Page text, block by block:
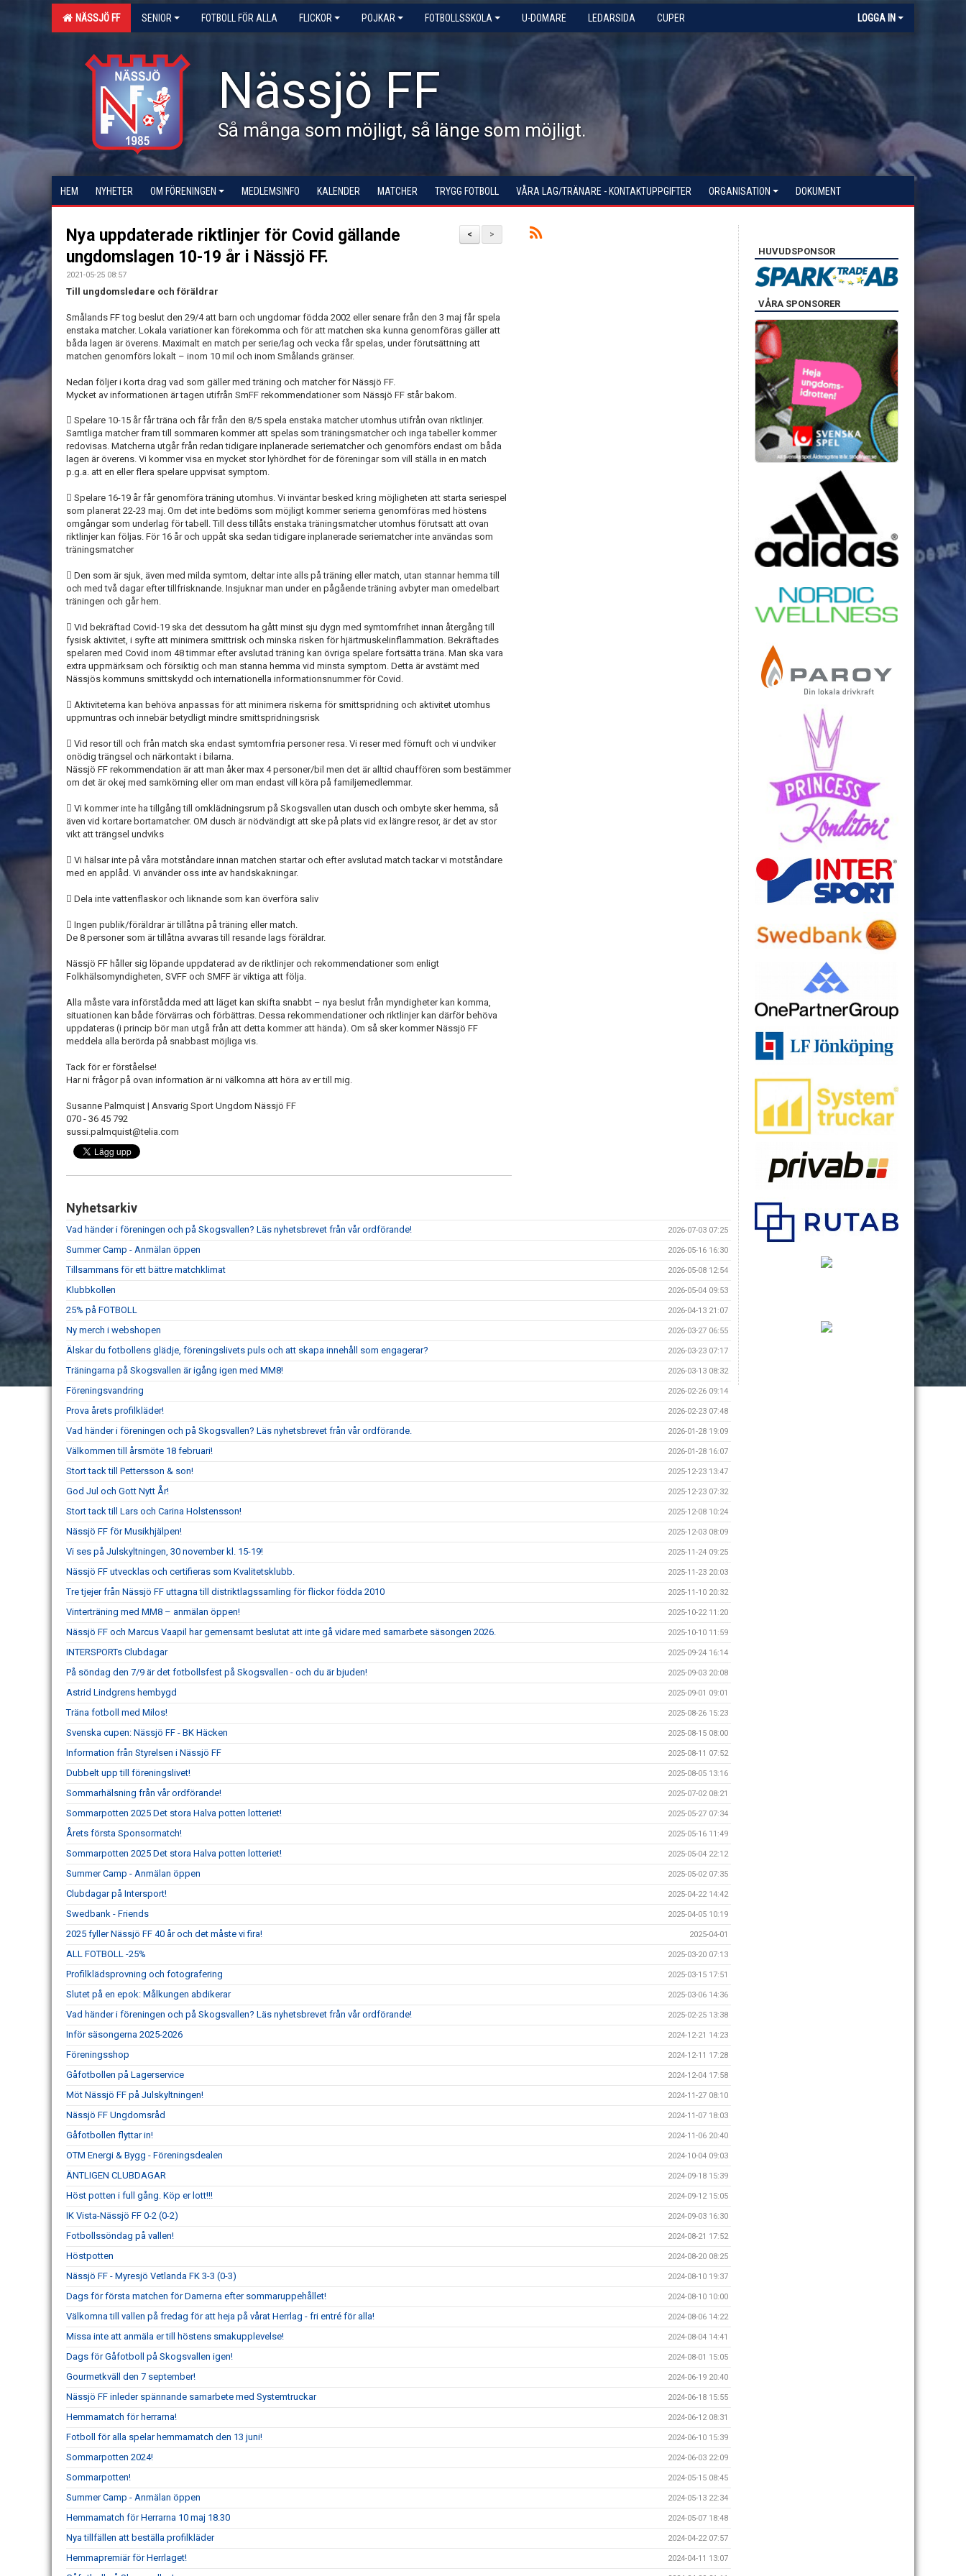
NÄSSJÖ FF SENIOR FOTBOLL FÖR ALLA FLICKOR POJKAR FOTBOLLSSKOLA U-DOMARE LEDARSIDA CUPER LOGGA IN
Nässjö FF
Så många som möjligt, så länge som möjligt.
HEM NYHETER OM FÖRENINGEN MEDLEMSINFO KALENDER MATCHER TRYGG FOTBOLL VÅRA LAG/TRÄNARE - KONTAKTUPPGIFTER ORGANISATION DOKUMENT
>
<
Nya uppdaterade riktlinjer för Covid gällande
ungdomslagen 10-19 år i Nässjö FF.
2021-05-25 08:57
Till ungdomsledare och föräldrar
Smålands FF tog beslut den 29/4 att barn och ungdomar födda 2002 eller senare från den 3 maj får spela
enstaka matcher. Lokala variationer kan förekomma och för att matchen ska kunna genomföras gäller att
båda lagen är överens. Maximalt en match per serie/lag och vecka får spelas, under förutsättning att
matchen genomförs lokalt – inom 10 mil och inom Smålands gränser.
Nedan följer i korta drag vad som gäller med träning och matcher för Nässjö FF.
Mycket av informationen är tagen utifrån SmFF rekommendationer som Nässjö FF står bakom.
 Spelare 10-15 år får träna och får från den 8/5 spela enstaka matcher utomhus utifrån ovan riktlinjer.
Samtliga matcher fram till sommaren kommer att spelas som träningsmatcher och inga tabeller kommer
redovisas. Matcherna utgår från redan tidigare inplanerade seriematcher och genomförs endast om båda
lagen är överens. Vi kommer visa en mycket stor lyhördhet för de föreningar som vill ställa in en match
p.g.a. att en eller flera spelare uppvisat symptom.
 Spelare 16-19 år får genomföra träning utomhus. Vi inväntar besked kring möjligheten att starta seriespel
som planerat 22-23 maj. Om det inte bedöms som möjligt kommer serierna genomföras med höstens
omgångar som underlag för tabell. Till dess tillåts enstaka träningsmatcher utomhus förutsatt att ovan
riktlinjer kan följas. För 16 år och uppåt ska sedan tidigare inplanerade seriematcher inte användas som
träningsmatcher
 Den som är sjuk, även med milda symtom, deltar inte alls på träning eller match, utan stannar hemma till
och med två dagar efter tillfrisknande. Insjuknar man under en pågående träning avbyter man omedelbart
träningen och går hem.
 Vid bekräftad Covid-19 ska det dessutom ha gått minst sju dygn med symtomfrihet innan återgång till
fysisk aktivitet, i syfte att minimera smittrisk och minska risken för hjärtmuskelinflammation. Bekräftades
spelaren med Covid inom 48 timmar efter avslutad träning kan övriga spelare fortsätta träna. Man ska vara
extra uppmärksam och försiktig och man stanna hemma vid minsta symptom. Detta är avstämt med
Nässjös kommuns smittskydd och internationella informationsnummer för Covid.
 Aktiviteterna kan behöva anpassas för att minimera riskerna för smittspridning och aktivitet utomhus
uppmuntras och innebär betydligt mindre smittspridningsrisk
 Vid resor till och från match ska endast symtomfria personer resa. Vi reser med förnuft och vi undviker
onödig trängsel och närkontakt i bilarna.
Nässjö FF rekommendation är att man åker max 4 personer/bil men det är alltid chauffören som bestämmer
om det är okej med samkörning eller om man endast vill köra på familjemedlemmar.
 Vi kommer inte ha tillgång till omklädningsrum på Skogsvallen utan dusch och ombyte sker hemma, så
även vid kortare bortamatcher. OM dusch är nödvändigt att ske på plats vid ex längre resor, är det av stor
vikt att trängsel undviks
 Vi hälsar inte på våra motståndare innan matchen startar och efter avslutad match tackar vi motståndare
med en applåd. Vi använder oss inte av handskakningar.
 Dela inte vattenflaskor och liknande som kan överföra saliv
 Ingen publik/föräldrar är tillåtna på träning eller match.
De 8 personer som är tillåtna avvaras till resande lags föräldrar.
Nässjö FF håller sig löpande uppdaterad av de riktlinjer och rekommendationer som enligt
Folkhälsomyndigheten, SVFF och SMFF är viktiga att följa.
Alla måste vara införstådda med att läget kan skifta snabbt – nya beslut från myndigheter kan komma,
situationen kan både förvärras och förbättras. Dessa rekommendationer och riktlinjer kan därför behöva
uppdateras (i princip bör man utgå från att detta kommer att hända). Om så sker kommer Nässjö FF
meddela alla berörda på snabbast möjliga vis.
Tack för er förståelse!
Har ni frågor på ovan information är ni välkomna att höra av er till mig.
Susanne Palmquist | Ansvarig Sport Ungdom Nässjö FF
070 - 36 45 792
sussi.palmquist@telia.com
Nyhetsarkiv
Vad händer i föreningen och på Skogsvallen? Läs nyhetsbrevet från vår ordförande! 2026-07-03 07:25
Summer Camp - Anmälan öppen 2026-05-16 16:30
Tillsammans för ett bättre matchklimat 2026-05-08 12:54
Klubbkollen 2026-05-04 09:53
25% på FOTBOLL 2026-04-13 21:07
Ny merch i webshopen 2026-03-27 06:55
Älskar du fotbollens glädje, föreningslivets puls och att skapa innehåll som engagerar? 2026-03-23 07:17
Träningarna på Skogsvallen är igång igen med MM8! 2026-03-13 08:32
Föreningsvandring 2026-02-26 09:14
Prova årets profilkläder! 2026-02-23 07:48
Vad händer i föreningen och på Skogsvallen? Läs nyhetsbrevet från vår ordförande. 2026-01-28 19:09
Välkommen till årsmöte 18 februari! 2026-01-28 16:07
Stort tack till Pettersson & son! 2025-12-23 13:47
God Jul och Gott Nytt År! 2025-12-23 07:32
Stort tack till Lars och Carina Holstensson! 2025-12-08 10:24
Nässjö FF för Musikhjälpen! 2025-12-03 08:09
Vi ses på Julskyltningen, 30 november kl. 15-19! 2025-11-24 09:25
Nässjö FF utvecklas och certifieras som Kvalitetsklubb. 2025-11-23 20:03
Tre tjejer från Nässjö FF uttagna till distriktlagssamling för flickor födda 2010 2025-11-10 20:32
Vinterträning med MM8 – anmälan öppen! 2025-10-22 11:20
Nässjö FF och Marcus Vaapil har gemensamt beslutat att inte gå vidare med samarbete säsongen 2026. 2025-10-10 11:59
INTERSPORTs Clubdagar 2025-09-24 16:14
På söndag den 7/9 är det fotbollsfest på Skogsvallen - och du är bjuden! 2025-09-03 20:08
Astrid Lindgrens hembygd 2025-09-01 09:01
Träna fotboll med Milos! 2025-08-26 15:23
Svenska cupen: Nässjö FF - BK Häcken 2025-08-15 08:00
Information från Styrelsen i Nässjö FF 2025-08-11 07:52
Dubbelt upp till föreningslivet! 2025-08-05 13:16
Sommarhälsning från vår ordförande! 2025-07-02 08:21
Sommarpotten 2025 Det stora Halva potten lotteriet! 2025-05-27 07:34
Årets första Sponsormatch! 2025-05-16 11:49
Sommarpotten 2025 Det stora Halva potten lotteriet! 2025-05-04 22:12
Summer Camp - Anmälan öppen 2025-05-02 07:35
Clubdagar på Intersport! 2025-04-22 14:42
Swedbank - Friends 2025-04-05 10:19
2025 fyller Nässjö FF 40 år och det måste vi fira! 2025-04-01
ALL FOTBOLL -25% 2025-03-20 07:13
Profilklädsprovning och fotografering 2025-03-15 17:51
Slutet på en epok: Målkungen abdikerar 2025-03-06 14:36
Vad händer i föreningen och på Skogsvallen? Läs nyhetsbrevet från vår ordförande! 2025-02-25 13:38
Inför säsongerna 2025-2026 2024-12-21 14:23
Föreningsshop 2024-12-11 17:28
Gåfotbollen på Lagerservice 2024-12-04 17:58
Möt Nässjö FF på Julskyltningen! 2024-11-27 08:10
Nässjö FF Ungdomsråd 2024-11-07 18:03
Gåfotbollen flyttar in! 2024-11-06 20:40
OTM Energi & Bygg - Föreningsdealen 2024-10-04 09:03
ÄNTLIGEN CLUBDAGAR 2024-09-18 15:39
Höst potten i full gång. Köp er lott!!! 2024-09-12 15:05
IK Vista-Nässjö FF 0-2 (0-2) 2024-09-03 16:30
Fotbollssöndag på vallen! 2024-08-21 17:52
Höstpotten 2024-08-20 08:25
Nässjö FF - Myresjö Vetlanda FK 3-3 (0-3) 2024-08-10 19:37
Dags för första matchen för Damerna efter sommaruppehållet! 2024-08-10 10:00
Välkomna till vallen på fredag för att heja på vårat Herrlag - fri entré för alla! 2024-08-06 14:22
Missa inte att anmäla er till höstens smakupplevelse! 2024-08-04 14:41
Dags för Gåfotboll på Skogsvallen igen! 2024-08-01 15:05
Gourmetkväll den 7 september! 2024-06-19 20:40
Nässjö FF inleder spännande samarbete med Systemtruckar 2024-06-18 15:55
Hemmamatch för herrarna! 2024-06-12 08:31
Fotboll för alla spelar hemmamatch den 13 juni! 2024-06-10 15:39
Sommarpotten 2024! 2024-06-03 22:09
Sommarpotten! 2024-05-15 08:45
Summer Camp - Anmälan öppen 2024-05-13 22:34
Hemmamatch för Herrarna 10 maj 18.30 2024-05-07 18:48
Nya tillfällen att beställa profilkläder 2024-04-22 07:57
Hemmapremiär för Herrlaget! 2024-04-11 13:07
HUVUDSPONSOR
VÅRA SPONSORER